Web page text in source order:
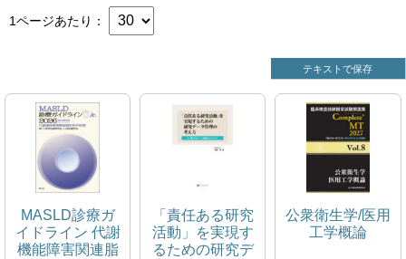
1ページあたり
テキストで保存
MASLD診療ガ
イドライン 代謝
機能障害関連脂
「責任ある研究
活動」を実現す
るための研究デ
公衆衛生学/医用
工学概論